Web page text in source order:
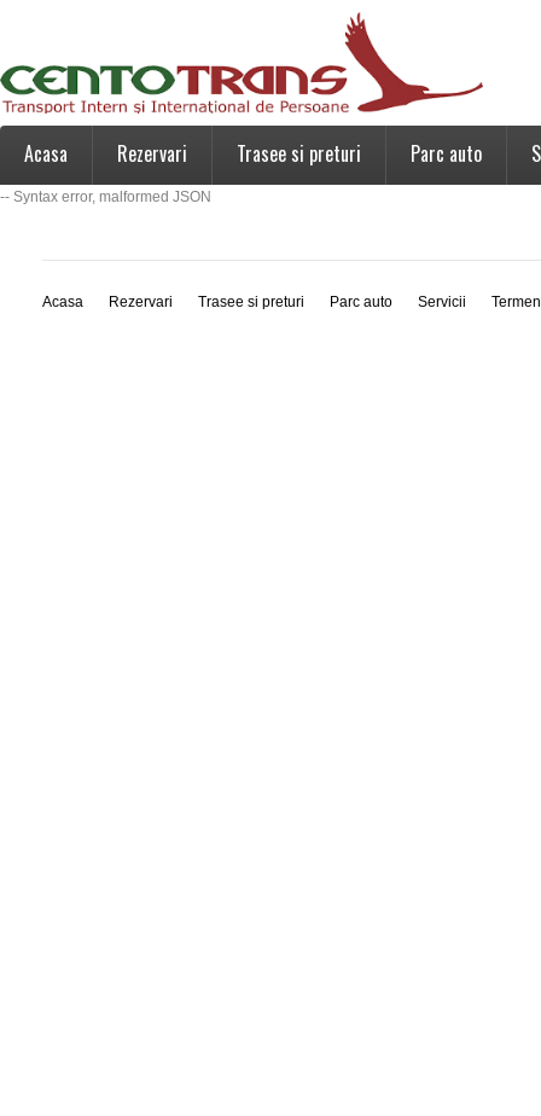
Acasa Rezervari Trasee si preturi Parc auto
-- Syntax error, malformed JSON
Acasa Rezervari Trasee si preturi Parc auto Servicii